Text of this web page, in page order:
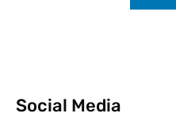
Social Media